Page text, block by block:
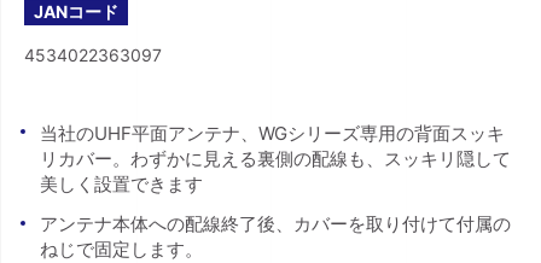
JANコード
4534022363097
当社のUHF平面アンテナ、WGシリーズ専用の背面スッキ
リカバー。わずかに見える裏側の配線も、スッキリ隠して
美しく設置できます
アンテナ本体への配線終了後、カバーを取り付けて付属の
ねじで固定します。